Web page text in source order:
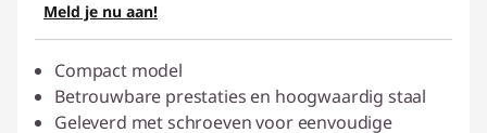
Meld je nu aan!
Compact model
Betrouwbare prestaties en hoogwaardig staal
Geleverd met schroeven voor eenvoudige